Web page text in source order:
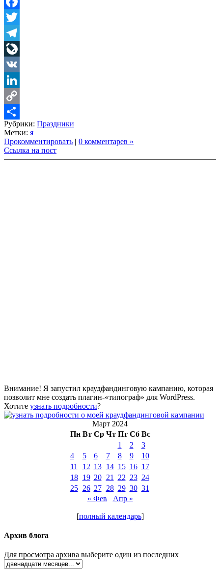
Facebook
Twitter
Telegram
LiveJournal
VK
LinkedIn
Copy
Link
Share
Рубрики: Праздники
Метки: я
Прокомментировать | 0 комментарев »
Ссылка на пост
Внимание! Я запустил краудфандинговую кампанию, которая
позволит мне создать плагин-«типограф» для WordPress.
Хотите узнать подробности?
Март 2024
Пн Вт Ср Чт Пт Сб Вс
1
2
3
4
5 6 7 8 9
10
11
12 13 14 15 16 17
18
19 20 21 22 23 24
25
26 27 28 29 30 31
« Фев
Апр »
[полный календарь]
Архив блога
Для просмотра архива выберите один из последних